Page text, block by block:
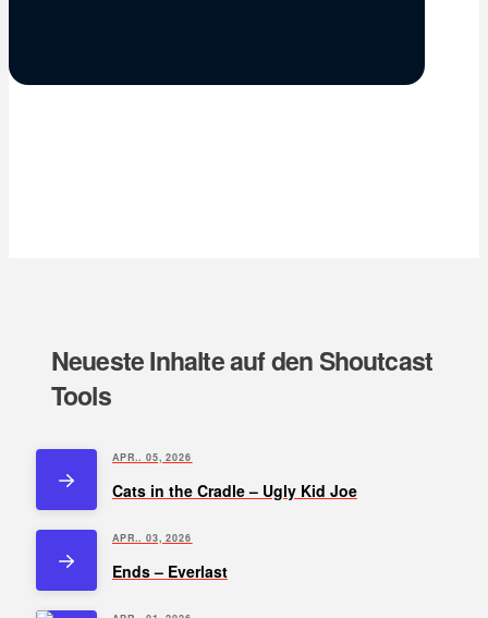
Neueste Inhalte auf den Shoutcast
Tools
APR.. 05, 2026
Cats in the Cradle – Ugly Kid Joe
APR.. 03, 2026
Ends – Everlast